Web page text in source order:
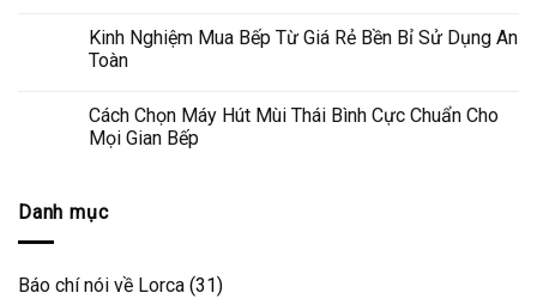
Kinh Nghiệm Mua Bếp Từ Giá Rẻ Bền Bỉ Sử Dụng An
Toàn
Cách Chọn Máy Hút Mùi Thái Bình Cực Chuẩn Cho
Mọi Gian Bếp
Danh mục
Báo chí nói về Lorca (31)